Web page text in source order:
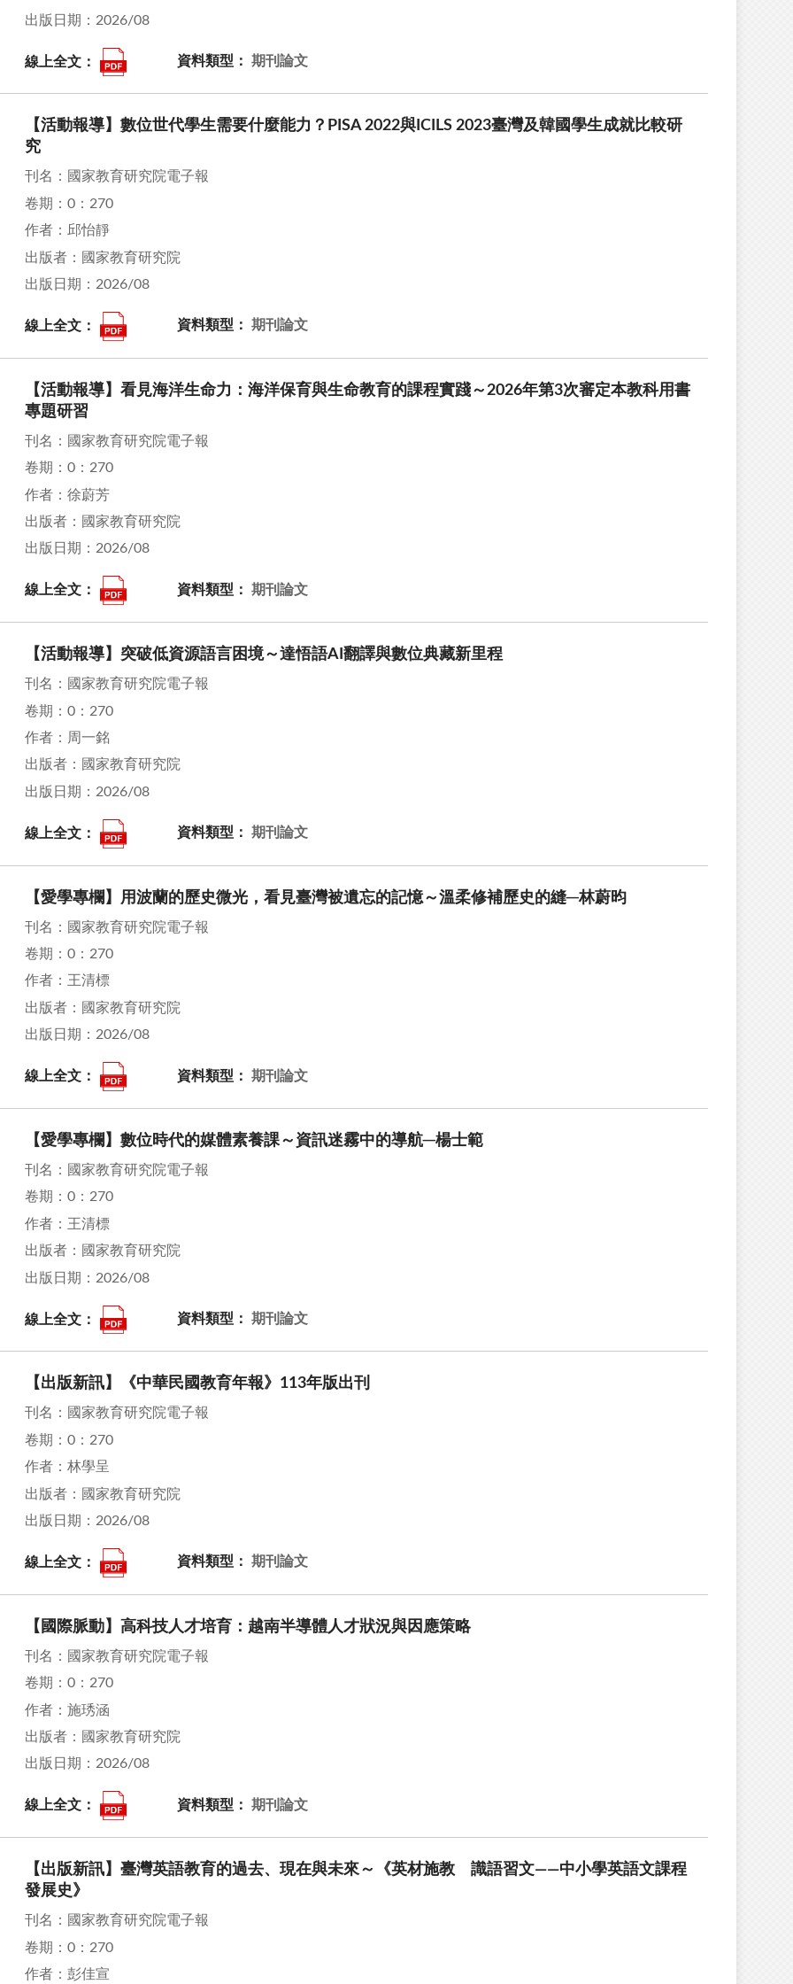
出版日期：2026/08
線上全文： 資料類型： 期刊論文
【活動報導】數位世代學生需要什麼能力？PISA 2022與ICILS 2023臺灣及韓國學生成就比較研
究
刊名：國家教育研究院電子報
卷期：0：270
作者：邱怡靜
出版者：國家教育研究院
出版日期：2026/08
線上全文： 資料類型： 期刊論文
【活動報導】看見海洋生命力：海洋保育與生命教育的課程實踐～2026年第3次審定本教科用書
專題研習
刊名：國家教育研究院電子報
卷期：0：270
作者：徐蔚芳
出版者：國家教育研究院
出版日期：2026/08
線上全文： 資料類型： 期刊論文
【活動報導】突破低資源語言困境～達悟語AI翻譯與數位典藏新里程
刊名：國家教育研究院電子報
卷期：0：270
作者：周一銘
出版者：國家教育研究院
出版日期：2026/08
線上全文： 資料類型： 期刊論文
【愛學專欄】用波蘭的歷史微光，看見臺灣被遺忘的記憶～溫柔修補歷史的縫─林蔚昀
刊名：國家教育研究院電子報
卷期：0：270
作者：王清標
出版者：國家教育研究院
出版日期：2026/08
線上全文： 資料類型： 期刊論文
【愛學專欄】數位時代的媒體素養課～資訊迷霧中的導航─楊士範
刊名：國家教育研究院電子報
卷期：0：270
作者：王清標
出版者：國家教育研究院
出版日期：2026/08
線上全文： 資料類型： 期刊論文
【出版新訊】《中華民國教育年報》113年版出刊
刊名：國家教育研究院電子報
卷期：0：270
作者：林學呈
出版者：國家教育研究院
出版日期：2026/08
線上全文： 資料類型： 期刊論文
【國際脈動】高科技人才培育：越南半導體人才狀況與因應策略
刊名：國家教育研究院電子報
卷期：0：270
作者：施琇涵
出版者：國家教育研究院
出版日期：2026/08
線上全文： 資料類型： 期刊論文
【出版新訊】臺灣英語教育的過去、現在與未來～《英材施教 識語習文——中小學英語文課程
發展史》
刊名：國家教育研究院電子報
卷期：0：270
作者：彭佳宣